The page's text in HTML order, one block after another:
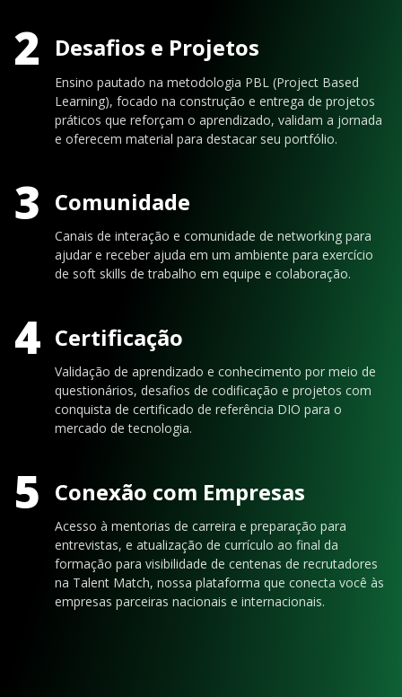
2 Desafios e Projetos
Ensino pautado na metodologia PBL (Project Based
Learning), focado na construção e entrega de projetos
práticos que reforçam o aprendizado, validam a jornada
e oferecem material para destacar seu portfólio.
3 Comunidade
Canais de interação e comunidade de networking para
ajudar e receber ajuda em um ambiente para exercício
de soft skills de trabalho em equipe e colaboração.
4 Certificação
Validação de aprendizado e conhecimento por meio de
questionários, desafios de codificação e projetos com
conquista de certificado de referência DIO para o
mercado de tecnologia.
5 Conexão com Empresas
Acesso à mentorias de carreira e preparação para
entrevistas, e atualização de currículo ao final da
formação para visibilidade de centenas de recrutadores
na Talent Match, nossa plataforma que conecta você às
empresas parceiras nacionais e internacionais.